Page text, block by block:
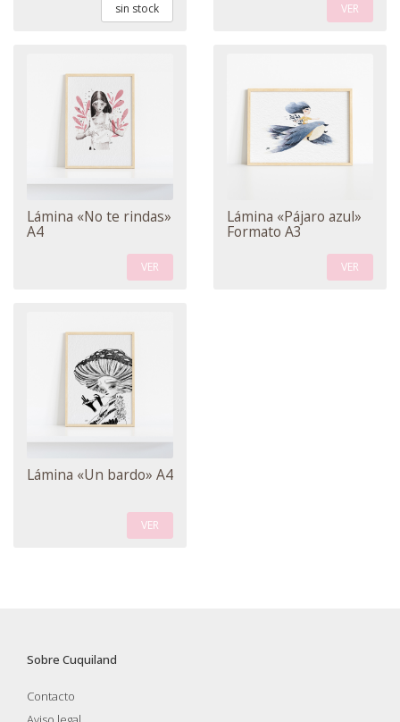
sin stock VER
Lámina «No te rindas»
A4
VER
Lámina «Pájaro azul»
Formato A3
VER
Lámina «Un bardo» A4
VER
Sobre Cuquiland
Contacto